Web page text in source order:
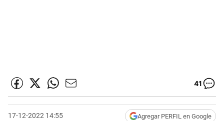
41
17-12-2022 14:55 Agregar PERFIL en Google